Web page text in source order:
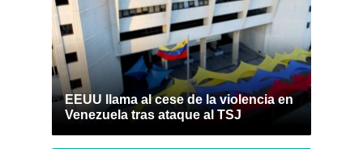
EEUU llama al cese de la violencia en
Venezuela tras ataque al TSJ